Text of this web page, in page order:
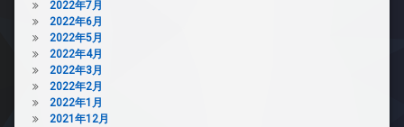
2022年7月
2022年6月
2022年5月
2022年4月
2022年3月
2022年2月
2022年1月
2021年12月